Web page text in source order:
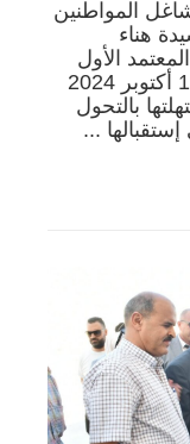
المواطنين
هناء
الأول
والكاتب العام للولاية يوم الأربعاء 16 أكتوبر 2024
بالتحول
...